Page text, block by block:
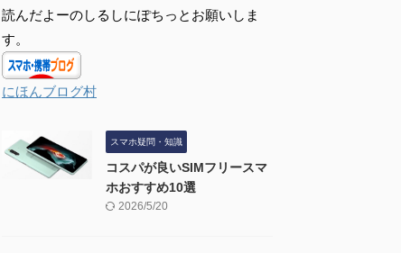
読んだよーのしるしにぽちっとお願いしま
す。
にほんブログ村
スマホ疑問・知識
コスパが良いSIMフリースマ
ホおすすめ10選
2026/5/20